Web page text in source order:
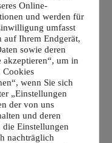
Artist aus dem
Projekte und
Online-
und werden für
umfasst
auf Ihrem Endgerät,
sowie deren
um in
Cookies
wenn Sie sich
„Einstellungen
der von uns
und deren
Einstellungen
nachträglich